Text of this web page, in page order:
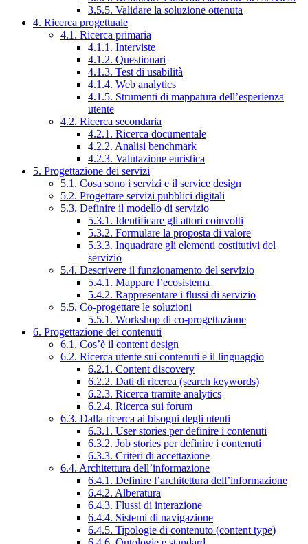
3.5.5. Validare la soluzione ottenuta
4. Ricerca progettuale
4.1. Ricerca primaria
4.1.1. Interviste
4.1.2. Questionari
4.1.3. Test di usabilità
4.1.4. Web analytics
4.1.5. Strumenti di mappatura dell’esperienza
utente
4.2. Ricerca secondaria
4.2.1. Ricerca documentale
4.2.2. Analisi benchmark
4.2.3. Valutazione euristica
5. Progettazione dei servizi
5.1. Cosa sono i servizi e il service design
5.2. Progettare servizi pubblici digitali
5.3. Definire il modello di servizio
5.3.1. Identificare gli attori coinvolti
5.3.2. Formulare la proposta di valore
5.3.3. Inquadrare gli elementi costitutivi del
servizio
5.4. Descrivere il funzionamento del servizio
5.4.1. Mappare l’ecosistema
5.4.2. Rappresentare i flussi di servizio
5.5. Co-progettare le soluzioni
5.5.1. Workshop di co-progettazione
6. Progettazione dei contenuti
6.1. Cos’è il content design
6.2. Ricerca utente sui contenuti e il linguaggio
6.2.1. Content discovery
6.2.2. Dati di ricerca (search keywords)
6.2.3. Ricerca tramite analytics
6.2.4. Ricerca sui forum
6.3. Dalla ricerca ai bisogni degli utenti
6.3.1. User stories per definire i contenuti
6.3.2. Job stories per definire i contenuti
6.3.3. Criteri di accettazione
6.4. Architettura dell’informazione
6.4.1. Definire l’architettura dell’informazione
6.4.2. Alberatura
6.4.3. Flussi di interazione
6.4.4. Sistemi di navigazione
6.4.5. Tipologie di contenuto (content type)